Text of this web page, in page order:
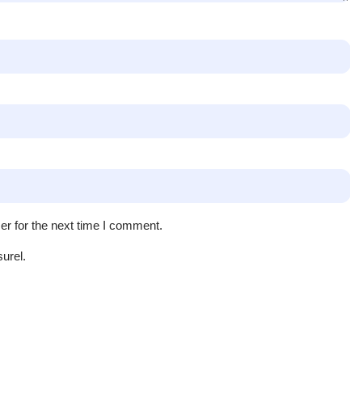
for the next time I comment.